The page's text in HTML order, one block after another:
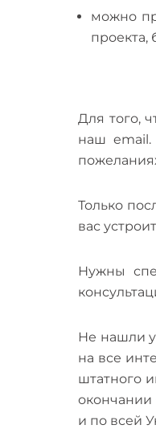
можно
проекта,
Для того,
наш email.
Только
вас
Нужны
Не нашли
на все
штатного
окончании
и по всей